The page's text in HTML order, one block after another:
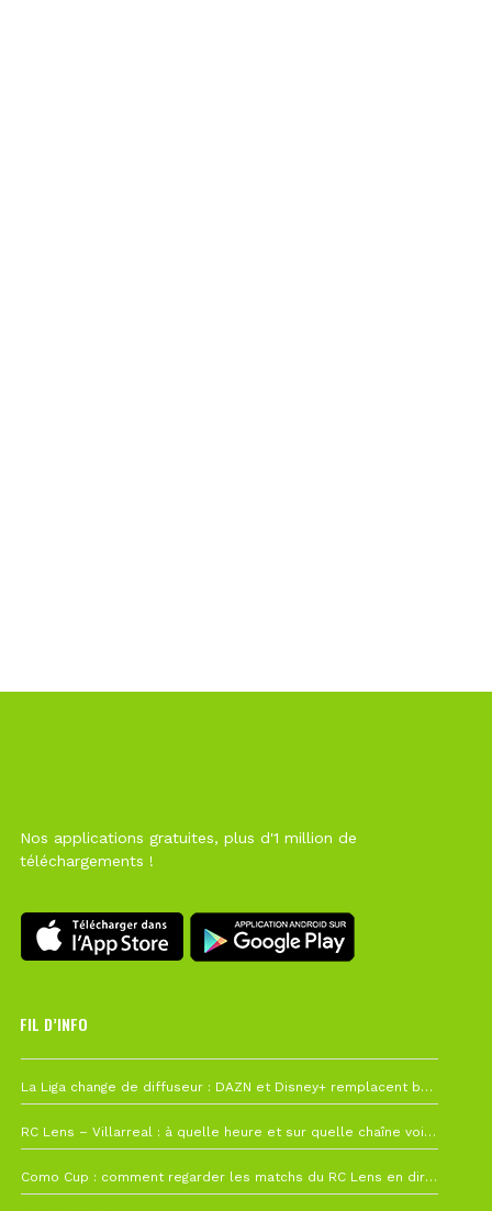
Nos applications gratuites, plus d'1 million de
téléchargements !
FIL D’INFO
La Liga change de diffuseur : DAZN et Disney+ remplacent beIN Sports !
RC Lens – Villarreal : à quelle heure et sur quelle chaîne voir la finale de la Como Cup ?
Como Cup : comment regarder les matchs du RC Lens en direct ?